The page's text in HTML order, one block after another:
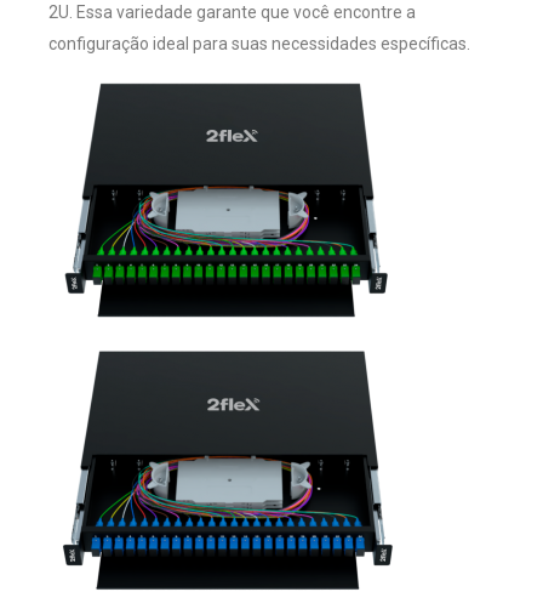
2U. Essa variedade garante que você encontre a
configuração ideal para suas necessidades específicas.